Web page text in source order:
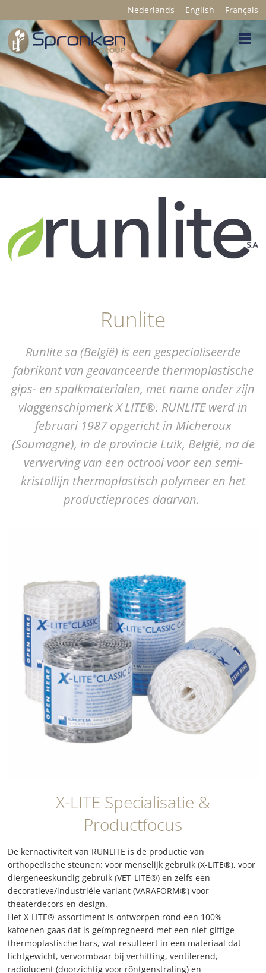
Nederlands English Français
Runlite
Runlite sa (België) is een gespecialiseerde
fabrikant van geavanceerde thermoplastische
gips- en spalkmaterialen, met name onder zijn
vlaggenschipmerk X LITE®. RUNLITE werd in
februari 1987 opgericht in Micheroux
(Soumagne), in de provincie Luik, België, na de
verwerving van een octrooi voor een semi-
kristallijn thermoplastisch polymeer en het
productieproces daarvan.
X-LITE Specialisatie &
Productfocus
De kernactiviteit van RUNLITE is de productie van
orthopedische steunen: voor menselijk gebruik (X-LITE®), voor
diergeneeskundig gebruik (VET-LITE®) en zelfs een
decoratieve/industriële variant (VARAFORM®) voor
theaterdecors en design.
Het X-LITE®-assortiment is ontworpen rond een 100%
katoenen gaas dat is geïmpregneerd met een niet-giftige
thermoplastische hars, wat resulteert in een materiaal dat
lichtgewicht, vervormbaar bij verhitting, ventilerend,
radiolucent (doorzichtig voor röntgenstraling) en